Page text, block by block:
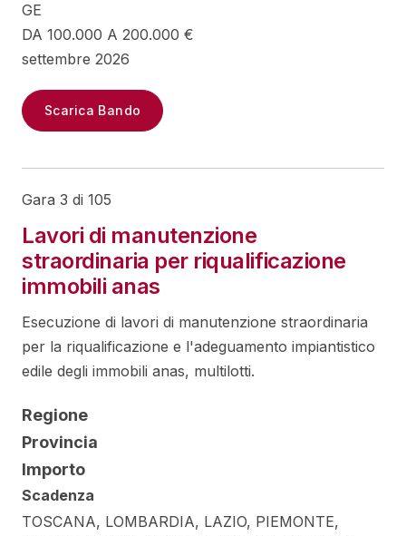
GE
DA 100.000 A 200.000 €
settembre 2026
Scarica Bando
Gara 3 di 105
Lavori di manutenzione
straordinaria per riqualificazione
immobili anas
Esecuzione di lavori di manutenzione straordinaria
per la riqualificazione e l'adeguamento impiantistico
edile degli immobili anas, multilotti.
Regione
Provincia
Importo
Scadenza
TOSCANA, LOMBARDIA, LAZIO, PIEMONTE,